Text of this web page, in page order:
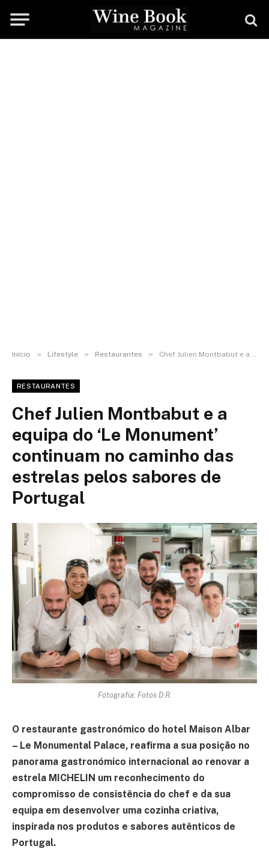
Início » Lifestyle » Restaurantes » Chef Julien Montbabut e a equipa do ‘Le Monument’ continuam no caminho das estrelas pelos sabores de Portugal
RESTAURANTES
Chef Julien Montbabut e a
equipa do ‘Le Monument’
continuam no caminho das
estrelas pelos sabores de
Portugal
Fotografia: Fotos D.R.
O restaurante gastronómico do hotel Maison Albar
– Le Monumental Palace, reafirma a sua posição no
panorama gastronómico internacional ao renovar a
estrela MICHELIN um reconhecimento do
compromisso de consistência do chef e da sua
equipa em desenvolver uma cozinha criativa,
inspirada nos produtos e sabores autênticos de
Portugal.